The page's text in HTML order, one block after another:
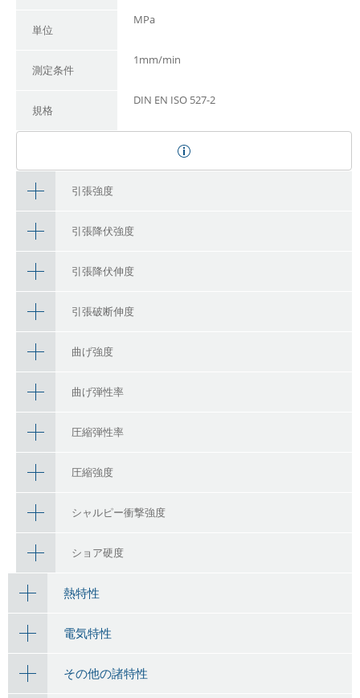
単位
MPa
測定条件
1mm/min
規格
DIN EN ISO 527-2
引張強度
引張降伏強度
引張降伏伸度
引張破断伸度
曲げ強度
曲げ弾性率
圧縮弾性率
圧縮強度
シャルピー衝撃強度
ショア硬度
熱特性
電気特性
その他の諸特性